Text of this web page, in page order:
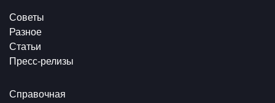
Советы
Разное
Статьи
Пресс-релизы
Справочная